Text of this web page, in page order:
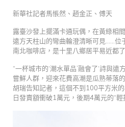
新華社記者馬悵然、趙金正、傅天
露臺沙發上擺滿卡通玩偶，在黃綠相
遠方天柱山的彎曲輪澄清晰可見……位
南北咖啡店，是十里八鄉居平易近都
“一杯城市的‘潮水單品’融會了‘詩與
嘗鮮人群，迎來花費高潮是瓜熟蒂落
胡瑞告知記者，這個不到100平方米
日發賣額衝破1萬元，後期4萬元的“